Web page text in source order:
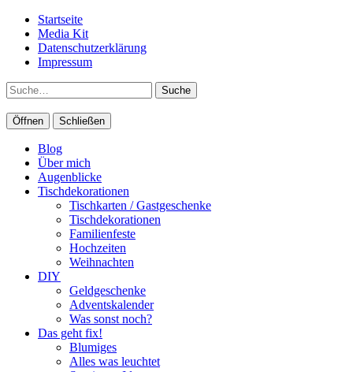
Startseite
Media Kit
Datenschutzerklärung
Impressum
Suche
Öffnen Schließen
Blog
Über mich
Augenblicke
Tischdekorationen
Tischkarten / Gastgeschenke
Tischdekorationen
Familienfeste
Hochzeiten
Weihnachten
DIY
Geldgeschenke
Adventskalender
Was sonst noch?
Das geht fix!
Blumiges
Alles was leuchtet